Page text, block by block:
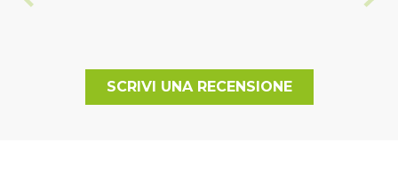
SCRIVI UNA RECENSIONE